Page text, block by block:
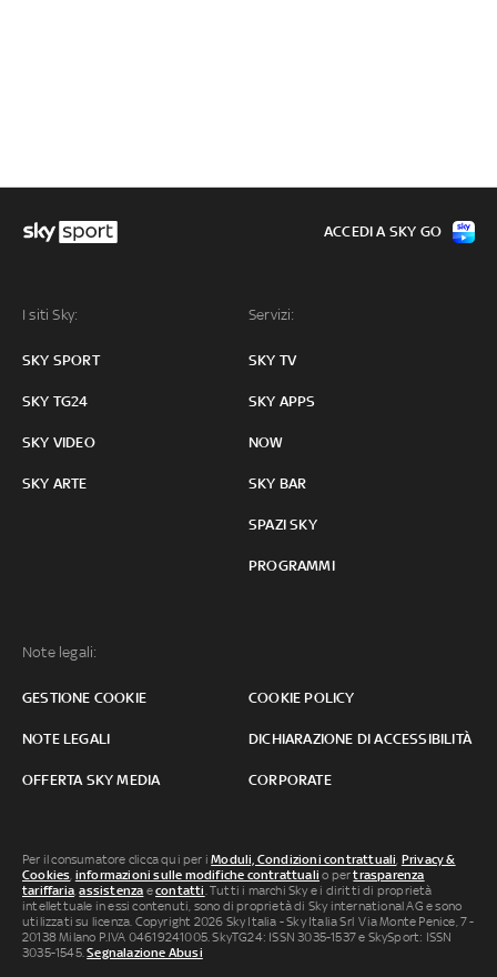
I siti Sky:
SKY SPORT
SKY TG24
SKY VIDEO
SKY ARTE
Servizi:
SKY TV
SKY APPS
NOW
SKY BAR
SPAZI SKY
PROGRAMMI
Note legali:
GESTIONE COOKIE COOKIE POLICY
NOTE LEGALI DICHIARAZIONE DI ACCESSIBILITÀ
OFFERTA SKY MEDIA CORPORATE
ACCEDI A SKY GO
Per il consumatore clicca qui per iModuli, Condizioni contrattuali, Privacy &
Cookies, informazioni sulle modifiche contrattuali o pertrasparenza
tariffaria,assistenza econtatti. Tutti i marchi Sky e i diritti di proprietà
intellettuale in essi contenuti, sono di proprietà di Sky international AG e sono
utilizzati su licenza. Copyright 2026 Sky Italia - Sky Italia Srl Via Monte Penice, 7 -
20138 Milano P.IVA 04619241005. SkyTG24: ISSN 3035-1537 e SkySport: ISSN
3035-1545.Segnalazione Abusi